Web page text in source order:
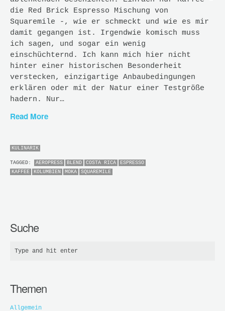
die Red Brick Espresso Mischung von
Squaremile -, wie er schmeckt und wie es mir
damit gegangen ist. Irgendwie komisch muss
ich sagen, und sogar ein wenig
einschüchternd. Ich kann mich hier nicht
hinter einer historischen Besonderheit
verstecken, einzigartige Anbaubedingungen
erklären oder mit der Natur einer Testgröße
hadern. Nur…
Read More
KULINARIK
TAGGED: AEROPRESS BLEND COSTA RICA
ESPRESSO
KAFFEE
KOLUMBIEN MOKA SQUAREMILE
Suche
Themen
Allgemein